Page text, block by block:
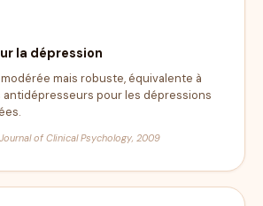
la dépression
mais robuste, équivalente à
pour les dépressions
Journal of Clinical Psychology, 2009